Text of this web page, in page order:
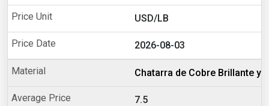
USD/LB
2026-08-03
Chatarra de Cobre Brillante y
7.5